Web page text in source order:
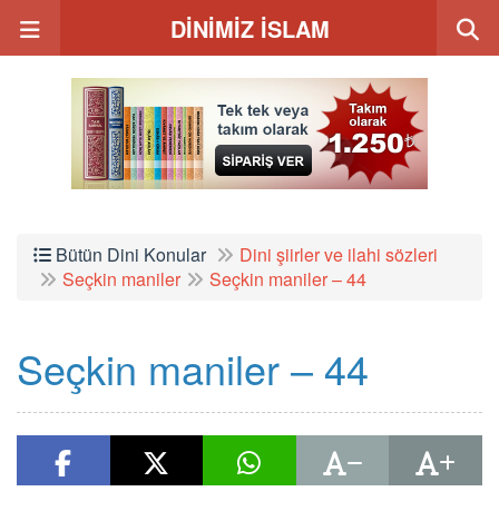
DİNİMİZ İSLAM
Bütün Dini Konular
Dini şiirler ve ilahi sözleri
Seçkin maniler
Seçkin maniler – 44
Seçkin maniler – 44